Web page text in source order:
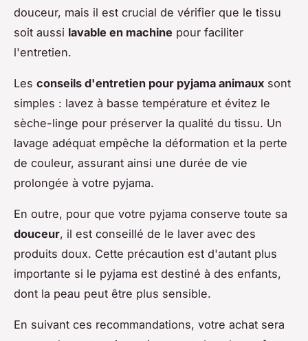
douceur, mais il est crucial de vérifier que le tissu
soit aussi lavable en machine pour faciliter
l'entretien.
Les conseils d'entretien pour pyjama animaux sont
simples : lavez à basse température et évitez le
sèche-linge pour préserver la qualité du tissu. Un
lavage adéquat empêche la déformation et la perte
de couleur, assurant ainsi une durée de vie
prolongée à votre pyjama.
En outre, pour que votre pyjama conserve toute sa
douceur, il est conseillé de le laver avec des
produits doux. Cette précaution est d'autant plus
importante si le pyjama est destiné à des enfants,
dont la peau peut être plus sensible.
En suivant ces recommandations, votre achat sera